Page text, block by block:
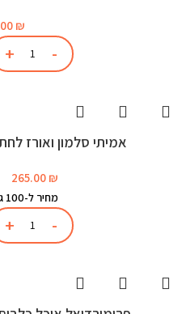
₪
אמיתי סלמון ואורז
265.00 ₪
מחיר ל-100 גרם: ₪2.65